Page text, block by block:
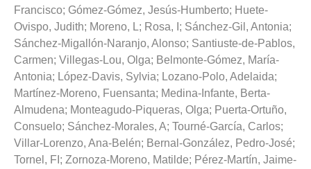
Francisco; Gómez-Gómez, Jesús-Humberto; Huete-
Ovispo, Judith; Moreno, L; Rosa, I ; Sánchez-Gil, Antonia;
Sánchez-Migallón-Naranjo, Alonso; Santiuste-de-Pablos,
Carmen; Villegas-Lou, Olga; Belmonte-Gómez, María-
Antonia; López-Davis, Sylvia; Lozano-Polo, Adelaida;
Martínez-Moreno, Fuensanta; Medina-Infante, Berta-
Almudena; Monteagudo-Piqueras, Olga; Puerta-Ortuño,
Consuelo; Sánchez-Morales, A; Tourné-García, Carlos;
Villar-Lorenzo, Ana-Belén; Bernal-González, Pedro-José;
Tornel, FI ; Zornoza-Moreno, Matilde; Pérez-Martín, Jaime-